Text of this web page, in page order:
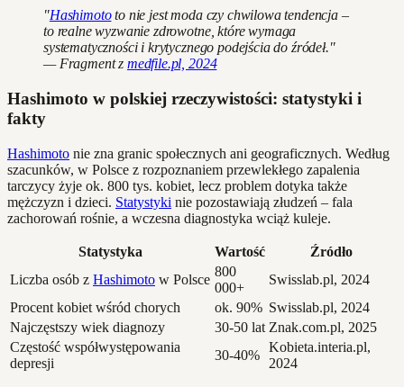
"Hashimototo nie jest moda czy chwilowa tendencja –
to realne wyzwanie zdrowotne, które wymaga
systematyczności i krytycznego podejścia do źródeł."
— Fragment z medfile.pl, 2024
Hashimoto w polskiej rzeczywistości: statystyki i
fakty
Hashimoto nie zna granic społecznych ani geograficznych. Według
szacunków, w Polsce z rozpoznaniem przewlekłego zapalenia
tarczycy żyje ok. 800 tys. kobiet, lecz problem dotyka także
mężczyzn i dzieci. Statystyki nie pozostawiają złudzeń – fala
zachorowań rośnie, a wczesna diagnostyka wciąż kuleje.
Statystyka Wartość
Źródło
Liczba osób z Hashimoto w Polsce
800
000+
Swisslab.pl, 2024
Procent kobiet wśród chorych
ok. 90% Swisslab.pl, 2024
Najczęstszy wiek diagnozy
30-50 lat Znak.com.pl, 2025
Częstość współwystępowania
depresji
30-40%
Kobieta.interia.pl,
2024